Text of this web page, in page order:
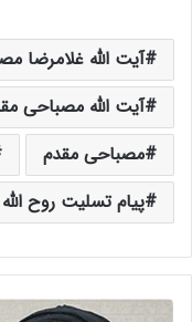
آیت الله غلامرضا
آیت الله مصباحی
مصباحی مقدم
پیام تسلیت روح
پ